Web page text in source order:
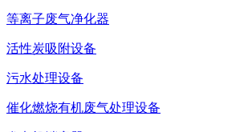
等离子废气净化器
活性炭吸附设备
污水处理设备
催化燃烧有机废气处理设备